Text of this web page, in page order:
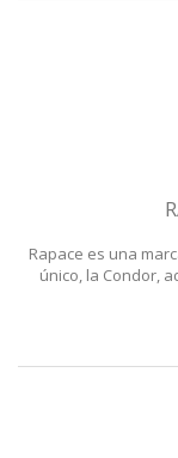
Rapace es una
único, la Condor,